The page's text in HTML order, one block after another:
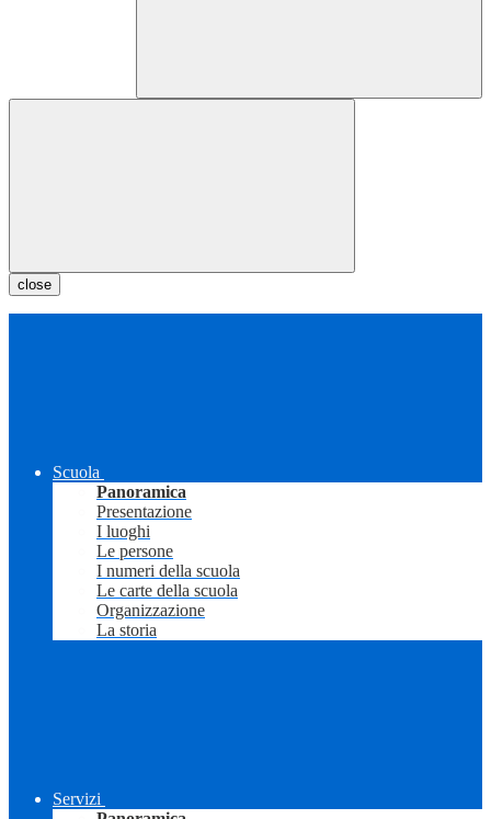
close
Scuola
Panoramica
Presentazione
I luoghi
Le persone
I numeri della scuola
Le carte della scuola
Organizzazione
La storia
Servizi